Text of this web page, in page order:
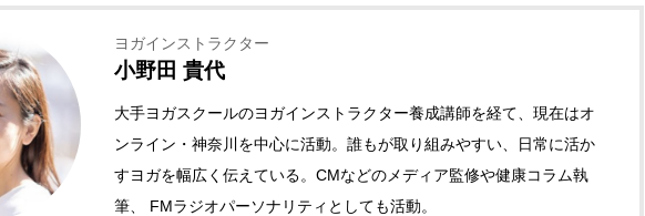
ヨガインストラクター
小野田 貴代
大手ヨガスクールのヨガインストラクター養成講師を経て、現在はオ
ンライン・神奈川を中心に活動。誰もが取り組みやすい、日常に活か
すヨガを幅広く伝えている。CMなどのメディア監修や健康コラム執
筆、 FMラジオパーソナリティとしても活動。